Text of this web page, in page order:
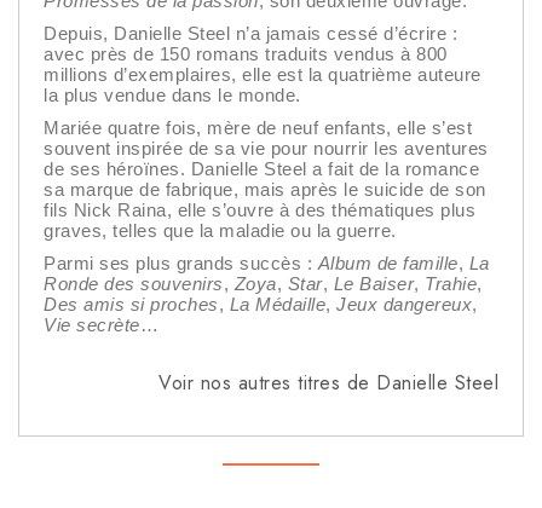
Depuis, Danielle Steel n’a jamais cessé d’écrire :
avec près de 150 romans traduits vendus à 800
millions d’exemplaires, elle est la quatrième auteure
la plus vendue dans le monde.
Mariée quatre fois, mère de neuf enfants, elle s’est
souvent inspirée de sa vie pour nourrir les aventures
de ses héroïnes. Danielle Steel a fait de la romance
sa marque de fabrique, mais après le suicide de son
fils Nick Raina, elle s’ouvre à des thématiques plus
graves, telles que la maladie ou la guerre.
Parmi ses plus grands succès :Album de famille, La
Ronde des souvenirs,Zoya, Star, Le Baiser, Trahie,
Des amis si proches, La Médaille, Jeux dangereux,
Vie secrète…
Voir nos autres titres de Danielle Steel